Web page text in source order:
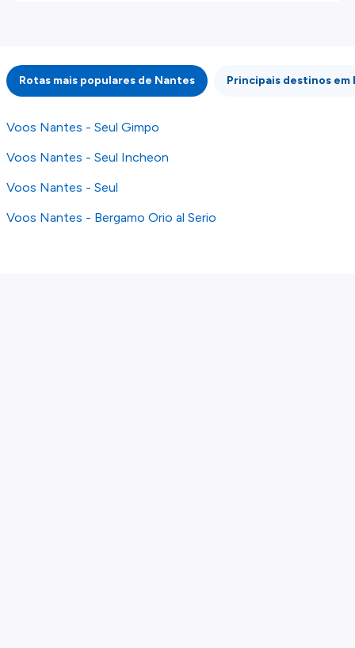
integridade ou pela precisão da informação
publicada, por isso verifique com atenção todas
as condições no website do parceiro antes de
fazer uma reserva. Para mais detalhes verifique
os nossosTermos e Condições
Rotas mais populares de Nantes Principais destinos em
Voos Nantes - Seul Gimpo
Voos Nantes - Seul Incheon
Voos Nantes - Seul
Voos Nantes - Bergamo Orio al Serio